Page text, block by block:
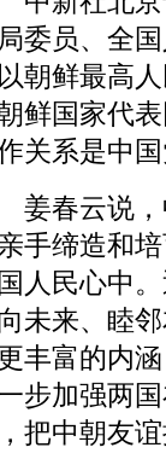
委员、全
朝鲜最高
鲜国家代
关系是中
春云说，
手缔造和
人民心中
未来、睦
丰富的内
步加强两
把中朝友